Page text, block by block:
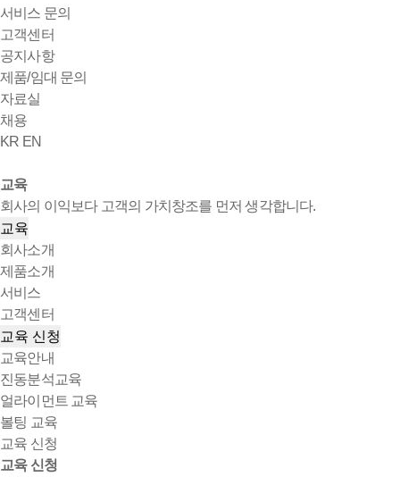
서비스 문의
고객센터
공지사항
제품/임대 문의
자료실
채용
KR EN
교육
회사의 이익보다 고객의 가치창조를 먼저 생각합니다.
교육
회사소개
제품소개
서비스
고객센터
교육 신청
교육안내
진동분석교육
얼라이먼트 교육
볼팅 교육
교육 신청
교육 신청